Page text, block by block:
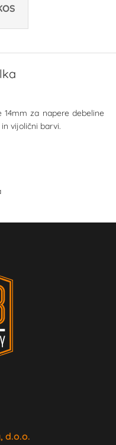
za napere debeline
vijolični barvi.
d.o.o.